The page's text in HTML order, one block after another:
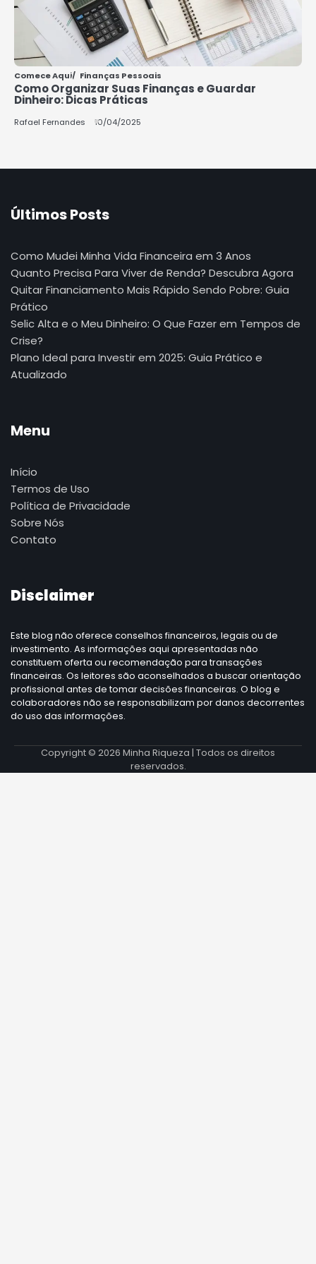
Comece Aqui Finanças Pessoais
Como Organizar Suas Finanças e Guardar
Dinheiro: Dicas Práticas
Rafael Fernandes 10/04/2025
Últimos Posts
Como Mudei Minha Vida Financeira em 3 Anos
Quanto Precisa Para Viver de Renda? Descubra Agora
Quitar Financiamento Mais Rápido Sendo Pobre: Guia
Prático
Selic Alta e o Meu Dinheiro: O Que Fazer em Tempos de
Crise?
Plano Ideal para Investir em 2025: Guia Prático e
Atualizado
Menu
Início
Termos de Uso
Política de Privacidade
Sobre Nós
Contato
Disclaimer
Este blog não oferece conselhos financeiros, legais ou de
investimento. As informações aqui apresentadas não
constituem oferta ou recomendação para transações
financeiras. Os leitores são aconselhados a buscar orientação
profissional antes de tomar decisões financeiras. O blog e
colaboradores não se responsabilizam por danos decorrentes
do uso das informações.
Copyright © 2026 Minha Riqueza | Todos os direitos
reservados.